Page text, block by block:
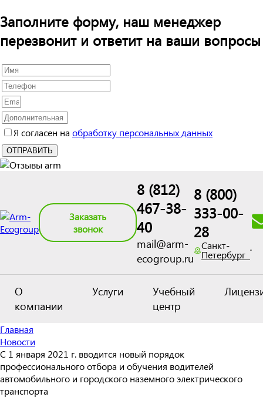
Заполните форму, наш менеджер
перезвонит и ответит на ваши вопросы
Я согласен на обработку персональных данных
Заказать
звонок
8 (812)
467-38-
40
mail@arm-
ecogroup.ru
8 (800)
333-00-
28
Санкт-
Петербург
О
компании
Услуги
Учебный
центр
Главная
Новости
С 1 января 2021 г. вводится новый порядок
профессионального отбора и обучения водителей
автомобильного и городского наземного электрического
транспорта